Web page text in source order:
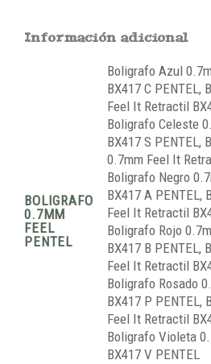
Información adicional
BOLIGRAFO
0.7MM
FEEL
PENTEL
Boligrafo Azul
BX417 C PENTEL,
Feel It Retractil
Boligrafo Celeste
BX417 S PENTEL,
0.7mm Feel It
Boligrafo Negro
BX417 A PENTEL,
Feel It Retractil
Boligrafo Rojo
BX417 B PENTEL,
Feel It Retractil
Boligrafo Rosado
BX417 P PENTEL,
Feel It Retractil
Boligrafo Violeta
BX417 V PENTEL